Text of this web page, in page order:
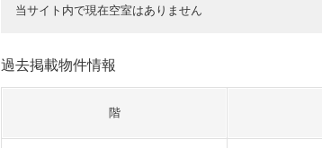
当サイト内で現在空室はありません
過去掲載物件情報
階